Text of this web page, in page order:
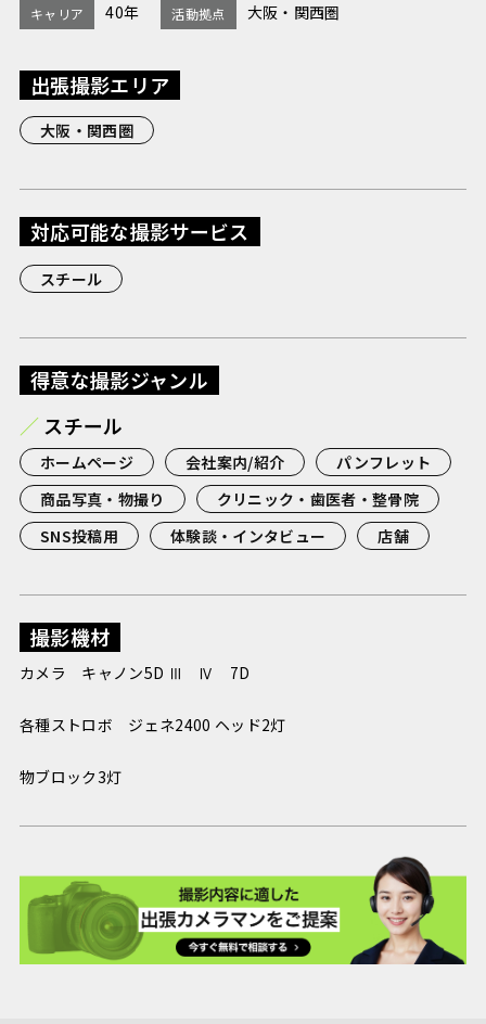
キャリア 40年 活動拠点 大阪・関西圏
出張撮影エリア
大阪・関西圏
対応可能な撮影サービス
スチール
得意な撮影ジャンル
スチール
ホームページ 会社案内/紹介
パンフレット
商品写真・物撮り
クリニック・歯医者・整骨院
SNS投稿用
体験談・インタビュー 店舗
撮影機材
カメラ キャノン5D Ⅲ Ⅳ 7D
各種ストロボ ジェネ2400 ヘッド2灯
物ブロック3灯